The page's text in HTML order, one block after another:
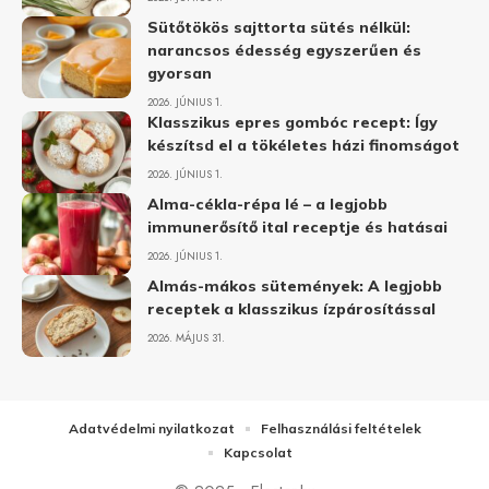
Sütőtökös sajttorta sütés nélkül:
narancsos édesség egyszerűen és
gyorsan
2026. JÚNIUS 1.
Klasszikus epres gombóc recept: Így
készítsd el a tökéletes házi finomságot
2026. JÚNIUS 1.
Alma-cékla-répa lé – a legjobb
immunerősítő ital receptje és hatásai
2026. JÚNIUS 1.
Almás-mákos sütemények: A legjobb
receptek a klasszikus ízpárosítással
2026. MÁJUS 31.
Adatvédelmi nyilatkozat
Felhasználási feltételek
Kapcsolat